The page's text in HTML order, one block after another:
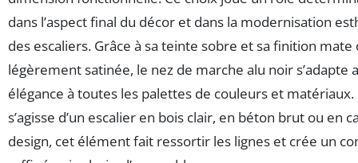
dans l’aspect final du décor et dans la modernisation
des escaliers. Grâce à sa teinte sobre et sa finition mate
légèrement satinée, le nez de marche alu noir s’adapte
élégance à toutes les palettes de couleurs et matériaux.
s’agisse d’un escalier en bois clair, en béton brut ou en
design, cet élément fait ressortir les lignes et crée un